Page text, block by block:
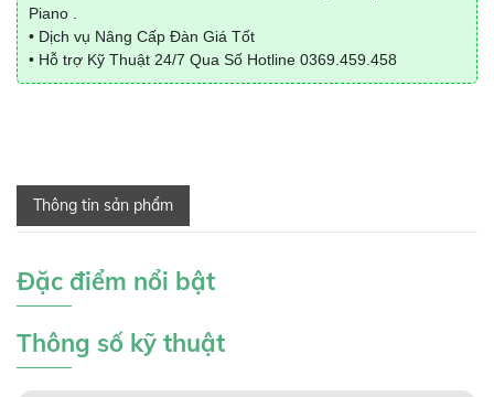
Piano .
• Dịch vụ Nâng Cấp Đàn Giá Tốt
• Hỗ trợ Kỹ Thuật 24/7 Qua Số Hotline 0369.459.458
Thông tin sản phẩm
Đặc điểm nổi bật
Thông số kỹ thuật